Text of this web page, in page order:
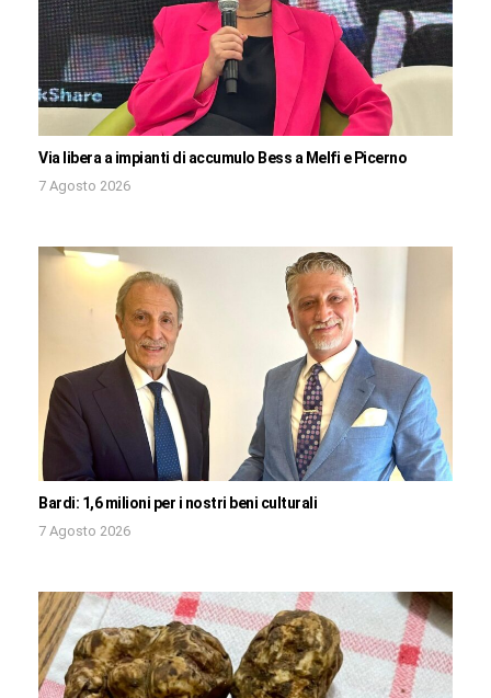
Via libera a impianti di accumulo Bess a Melfi e Picerno
7 Agosto 2026
Bardi: 1,6 milioni per i nostri beni culturali
7 Agosto 2026